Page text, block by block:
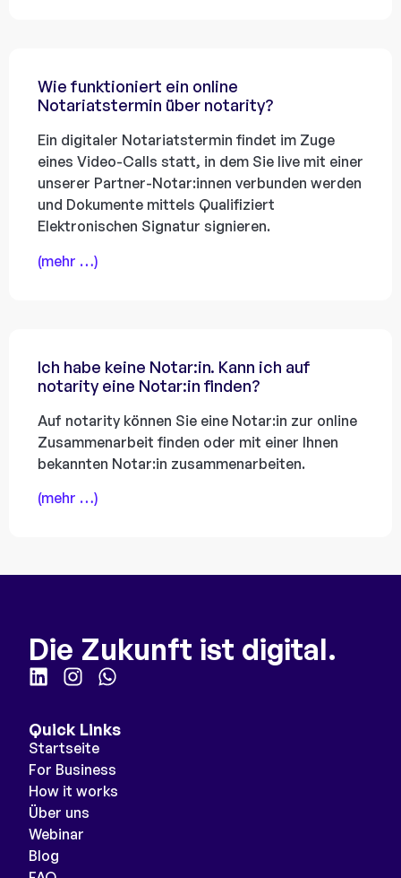
Wie funktioniert ein online
Notariatstermin über notarity?
Ein digitaler Notariatstermin findet im Zuge
eines Video-Calls statt, in dem Sie live mit einer
unserer Partner-Notar:innen verbunden werden
und Dokumente mittels Qualifiziert
Elektronischen Signatur signieren.
(mehr …)
Ich habe keine Notar:in. Kann ich auf
notarity eine Notar:in finden?
Auf notarity können Sie eine Notar:in zur online
Zusammenarbeit finden oder mit einer Ihnen
bekannten Notar:in zusammenarbeiten.
(mehr …)
Die Zukunft ist digital.
Quick Links
Startseite
For Business
How it works
Über uns
Webinar
Blog